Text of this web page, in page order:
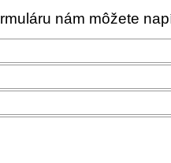
nám môžete